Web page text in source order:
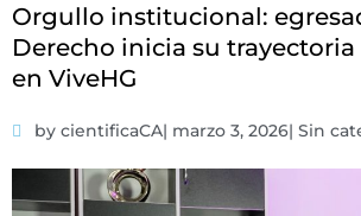
Orgullo institucional:
Derecho inicia su
en ViveHG
by cientificaCA| marzo 3, 2026| Sin